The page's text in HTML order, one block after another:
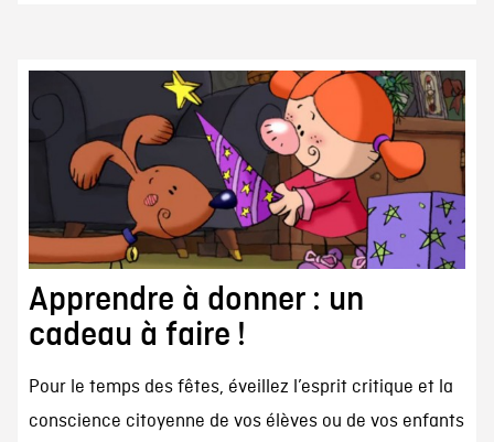
Apprendre à donner : un
cadeau à faire !
Pour le temps des fêtes, éveillez l’esprit critique et la
conscience citoyenne de vos élèves ou de vos enfants